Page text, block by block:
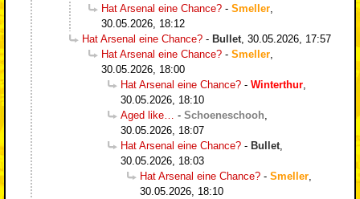
Hat Arsenal eine Chance? - Smeller
30.05.2026, 18:12
Hat Arsenal eine Chance? - Bullet 30.05.2026, 17:57
Hat Arsenal eine Chance? - Smeller
30.05.2026, 18:00
Hat Arsenal eine Chance? - Winterthur
30.05.2026, 18:10
Aged like…
- Schoeneschooh
30.05.2026, 18:07
Hat Arsenal eine Chance? - Bullet
30.05.2026, 18:03
Hat Arsenal eine Chance? - Smeller
30.05.2026, 18:10